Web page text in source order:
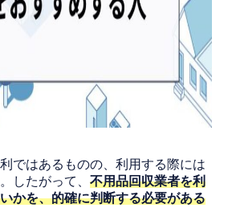
ではあるものの、利用する際には
したがって、 不用品回収業者を利
かを、的確に判断する必要がある